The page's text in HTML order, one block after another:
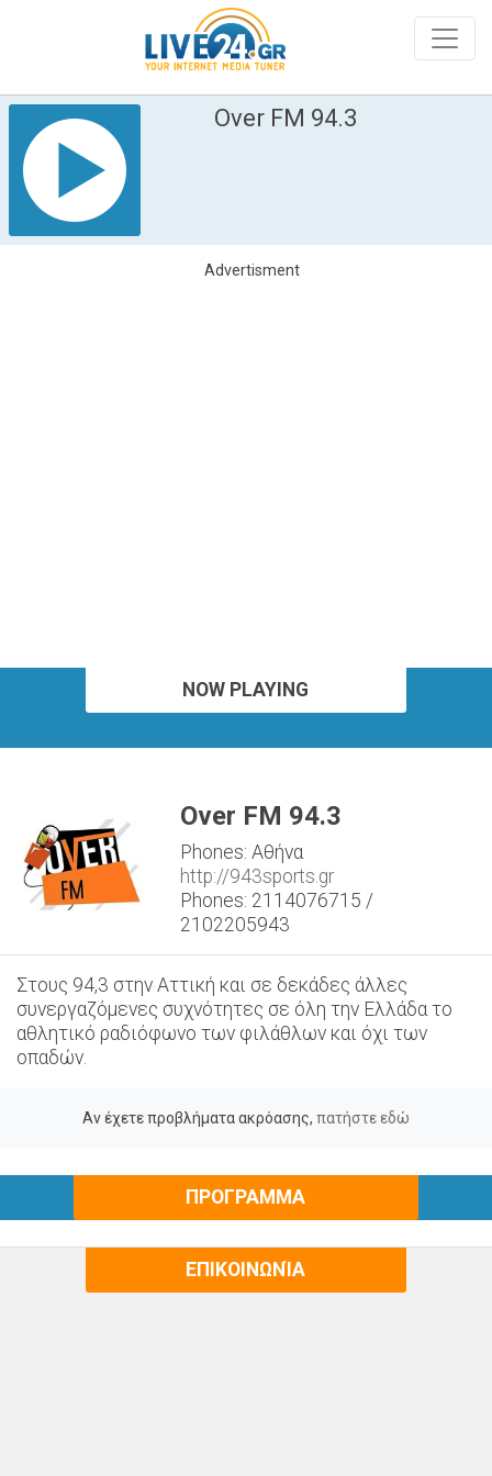
Over FM 94.3
Advertisment
NOW PLAYING
Over FM 94.3
Phones: Αθήνα
http://943sports.gr
Phones: 2114076715 /
2102205943
Στους 94,3 στην Αττική και σε δεκάδες άλλες
συνεργαζόμενες συχνότητες σε όλη την Ελλάδα το
αθλητικό ραδιόφωνο των φιλάθλων και όχι των
οπαδών.
Αν έχετε προβλήματα ακρόασης, πατήστε εδώ
ΠΡΟΓΡΑΜΜΑ
ΕΠΙΚΟΙΝΩΝΊΑ